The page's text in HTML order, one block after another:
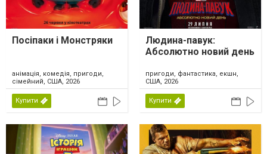
Посіпаки і Монстряки
анімація, комедія, пригоди,
сімейний, США, 2026
Купити
Людина-павук:
Абсолютно новий день
пригоди, фантастика, екшн,
США, 2026
Купити